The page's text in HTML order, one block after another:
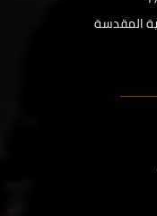
المقدسة